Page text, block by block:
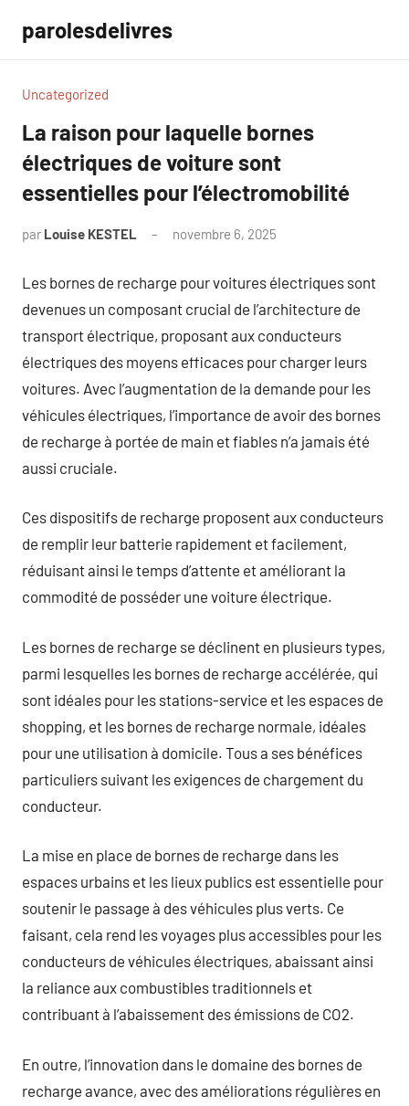
contenu
parolesdelivres
Uncategorized
La raison pour laquelle bornes
électriques de voiture sont
essentielles pour l’électromobilité
par Louise KESTEL novembre 6, 2025
Les bornes de recharge pour voitures électriques sont
devenues un composant crucial de l’architecture de
transport électrique, proposant aux conducteurs
électriques des moyens efficaces pour charger leurs
voitures. Avec l’augmentation de la demande pour les
véhicules électriques, l’importance de avoir des bornes
de recharge à portée de main et fiables n’a jamais été
aussi cruciale.
Ces dispositifs de recharge proposent aux conducteurs
de remplir leur batterie rapidement et facilement,
réduisant ainsi le temps d’attente et améliorant la
commodité de posséder une voiture électrique.
Les bornes de recharge se déclinent en plusieurs types,
parmi lesquelles les bornes de recharge accélérée, qui
sont idéales pour les stations-service et les espaces de
shopping, et les bornes de recharge normale, idéales
pour une utilisation à domicile. Tous a ses bénéfices
particuliers suivant les exigences de chargement du
conducteur.
La mise en place de bornes de recharge dans les
espaces urbains et les lieux publics est essentielle pour
soutenir le passage à des véhicules plus verts. Ce
faisant, cela rend les voyages plus accessibles pour les
conducteurs de véhicules électriques, abaissant ainsi
la reliance aux combustibles traditionnels et
contribuant à l’abaissement des émissions de CO2.
En outre, l’innovation dans le domaine des bornes de
recharge avance, avec des améliorations régulières en